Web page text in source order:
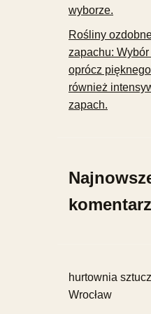
wyborze.
Rośliny
zapachu:
oprócz
również
zapach.
hurtownia
Wrocław